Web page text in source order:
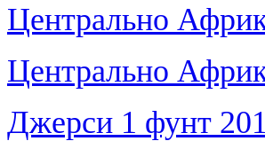
Центрально
Центрально
Джерси 1 фунт